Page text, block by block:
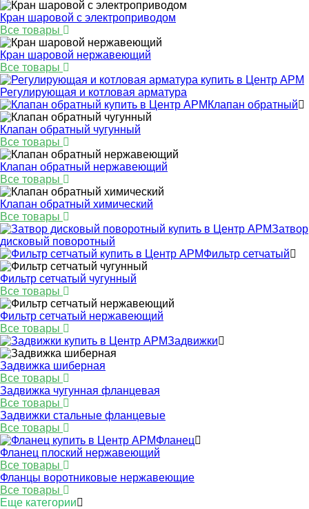
Кран шаровой с электроприводом
Все товары
Кран шаровой нержавеющий
Все товары
Регулирующая и котловая арматура
Клапан обратный
Клапан обратный чугунный
Все товары
Клапан обратный нержавеющий
Все товары
Клапан обратный химический
Все товары
Затвор
дисковый поворотный
Фильтр сетчатый
Фильтр сетчатый чугунный
Все товары
Фильтр сетчатый нержавеющий
Все товары
Задвижки
Задвижка шиберная
Все товары
Задвижка чугунная фланцевая
Все товары
Задвижки стальные фланцевые
Все товары
Фланец
Фланец плоский нержавеющий
Все товары
Фланцы воротниковые нержавеющие
Все товары
Еще категории